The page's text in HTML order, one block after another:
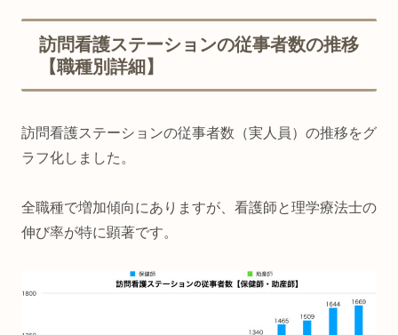
訪問看護ステーションの従事者数の推移
【職種別詳細】
訪問看護ステーションの従事者数（実人員）の推移をグ
ラフ化しました。
全職種で増加傾向にありますが、看護師と理学療法士の
伸び率が特に顕著です。